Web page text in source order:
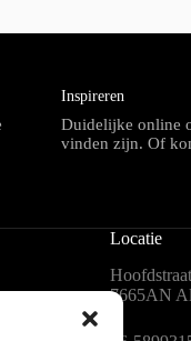
Inspireren
Duidelijke online
vinden zijn. Of
Locatie
7665AN